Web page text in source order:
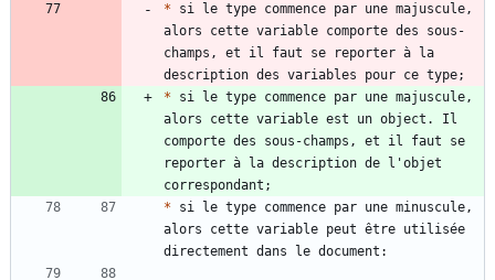
* si le type commence par une majuscule,
alors cette variable comporte des sous-
champs, et il faut se reporter à la
* si le type commence par une majuscule,
alors cette variable est un object. Il
comporte des sous-champs, et il faut se
reporter à la description de l'objet
* si le type commence par une minuscule,
alors cette variable peut être utilisée